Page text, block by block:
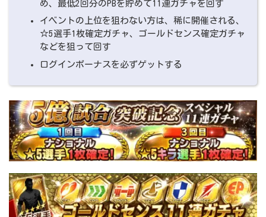
め、最低2回分のPBを貯めて11連ガチャを回す
イベントの上位を狙わない方は、稀に開催される、
☆5選手1枚確定ガチャ、ゴールドセンス確定ガチャ
などを狙って回す
ログインボーナスを必ずゲットする